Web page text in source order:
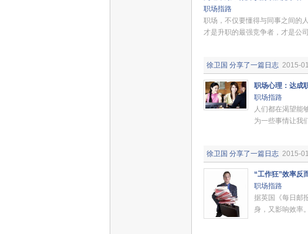
职场指路
职场，不仅要懂得与同事之间的
才是升职的最强竞争者，才是公
徐卫国 分享了一篇日志 2015-
职场心理：达成
职场指路
人们都在渴望能
为一些事情让我
徐卫国 分享了一篇日志 2015-
“工作狂”效率反
职场指路
据英国《每日邮
身，又影响效率